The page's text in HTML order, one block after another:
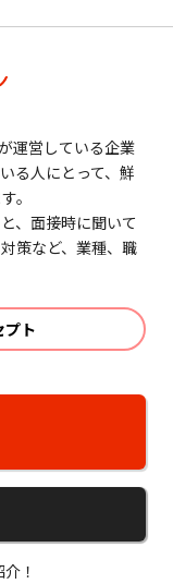
運営している企業
る人にとって、鮮
。
、面接時に聞いて
策など、業種、職
プト
！